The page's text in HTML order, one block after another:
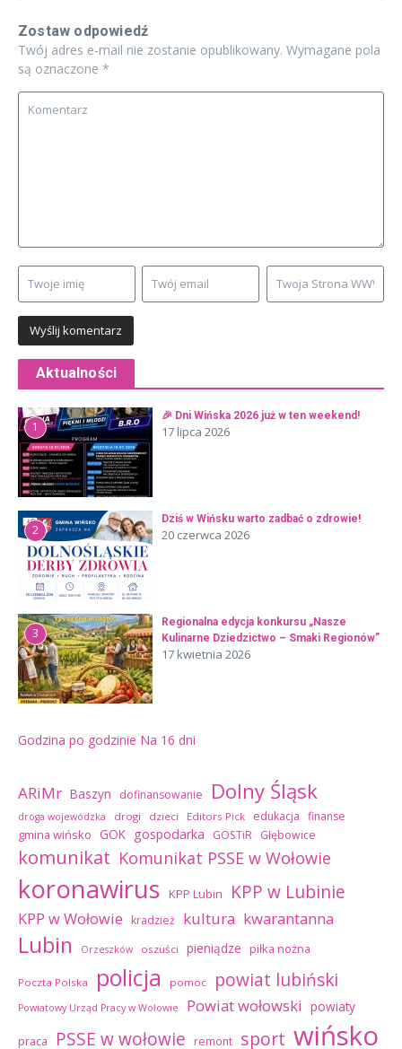
Zostaw odpowiedź
Twój adres e-mail nie zostanie opublikowany. Wymagane pola
są oznaczone *
Aktualności
1
🎉 Dni Wińska 2026 już w ten weekend!
17 lipca 2026
2
Dziś w Wińsku warto zadbać o zdrowie!
20 czerwca 2026
3
Regionalna edycja konkursu „Nasze
Kulinarne Dziedzictwo – Smaki Regionów”
17 kwietnia 2026
Godzina po godzinie Na 16 dni
ARiMr Baszyn dofinansowanie Dolny Śląsk
droga wojewódzka drogi dzieci Editors Pick edukacja finanse
gmina wińsko GOK gospodarka GOSTiR Głębowice
komunikat Komunikat PSSE w Wołowie
koronawirus KPP Lubin KPP w Lubinie
KPP w Wołowie kradzież kultura kwarantanna
Lubin Orzeszków oszuści pieniądze piłka nożna
Poczta Polska policja pomoc powiat lubiński
Powiatowy Urząd Pracy w Wołowie Powiat wołowski powiaty
praca PSSE w wołowie remont sport wińsko